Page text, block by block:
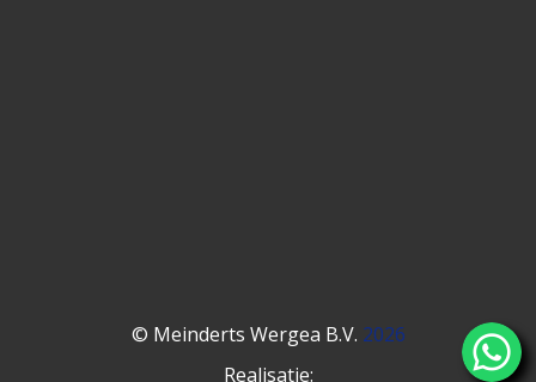
© Meinderts Wergea B.V. 2026
Realisatie: